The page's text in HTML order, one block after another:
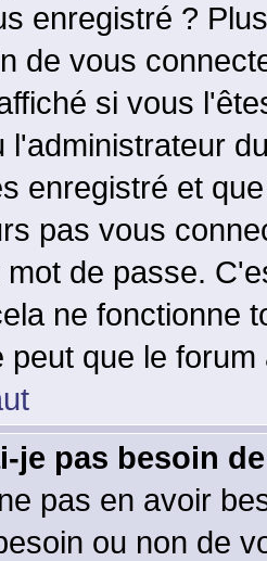
enregistré ?
de vous
si vous
l'administrateur
enregistré et
pas vous
de passe.
ne fonctionne
peut que le
je pas besoin
pas en avoir
ou non de